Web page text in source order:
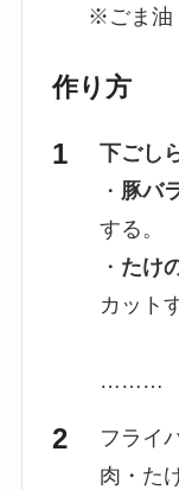
※ごま油
作り方
下ごし
・ 豚バ
する。
・ たけ
カット
………
フライ
肉・た